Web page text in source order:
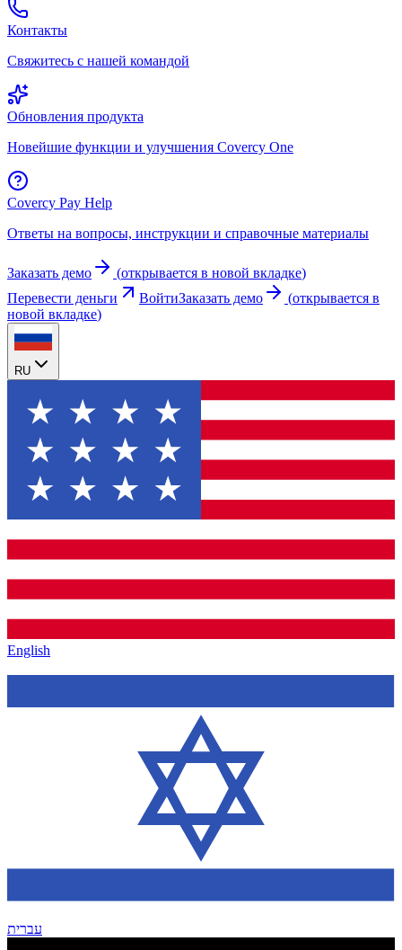
Контакты
Свяжитесь с нашей командой
Обновления продукта
Новейшие функции и улучшения Covercy One
Covercy Pay Help
Ответы на вопросы, инструкции и справочные материалы
Заказать демо (открывается в новой вкладке)
Перевести деньги
ВойтиЗаказать демо (открывается в
новой вкладке)
RU
English
עברית